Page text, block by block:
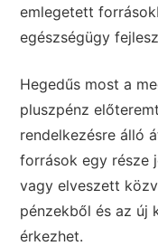
emlegetett
egészségügy
Hegedűs most a
pluszpénz
rendelkezésre álló
források egy része
vagy elveszett
pénzekből és az új
érkezhet.